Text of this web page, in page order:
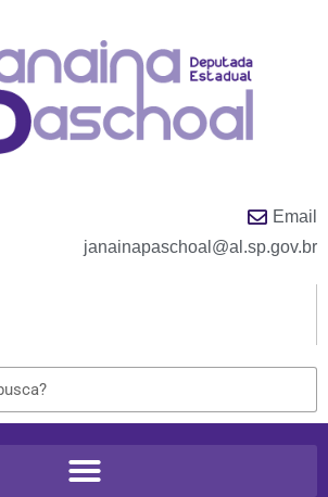
Email
janainapaschoal@al.sp.gov.br